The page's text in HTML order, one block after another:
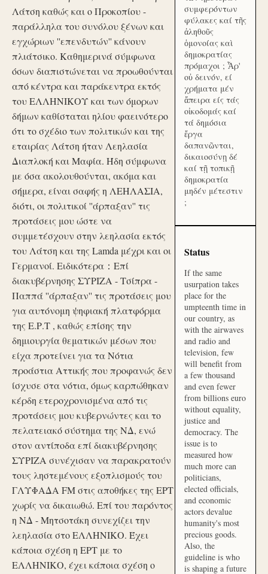
Λάτση καθώς και ο Προκοπίου -
παράλληλα του συνόλου ξένων και
εγχώριων ''επενδυτών'' κάνουν
πλιάτσικο. Καθημερινά σύμφωνα
όσων διαπιστώνεται να προωθούνται
από κέντρα και παράκεντρα εκτός
του ΕΛΛΗΝΙΚΟΥ και των όμορων
δήμων καθίσταται ηλίου φαεινότερο
ότι το σχέδιο των πολιτικών και της
εταιρίας Λάτση ήταν Λεηλασία
Διαπλοκή και Μαφία. Ήδη σύμφωνα
με όσα ακολουθούνται, ακόμα και
σήμερα, είναι σαφής η ΛΕΗΛΑΣΙΑ,
διότι, οι πολιτικοί ''άρπαξαν'' τις
προτάσεις μου ώστε να
συμμετέσχουν στην λεηλασία εκτός
του Λάτση και της Lamda μέχρι και οι
Γερμανοί. Ειδικότερα：Επί
διακυβέρνησης ΣΥΡΙΖΑ - Τσίπρα -
Παππά ''άρπαξαν'' τις προτάσεις μου
για αυτόνομη ψηφιακή πλατφόρμα
της Ε.Ρ.Τ , καθώς επίσης την
δημιουργία θεματικών μέσων που
είχα προτείνει για τα Νότια
προάστια Αττικής που προφανώς δεν
ίσχυσε στα νότια, όμως καρπώθηκαν
κέρδη ετεροχρονισμένα από τις
προτάσεις μου κυβερνώντες και το
πελατειακό σύστημα της ΝΔ, ενώ
στον αντίποδα επί διακυβέρνησης
ΣΥΡΙΖΑ συνέχισαν να παρακρατούν
τους ληστεμένους εξοπλισμούς του
ΓΛΥΦΑΔΑ FM στις αποθήκες της ΕΡΤ
χωρίς να δικαιωθώ. Επί του παρόντος
η ΝΔ - Μητσοτάκη συνεχίζει την
λεηλασία στο ΕΛΛΗΝΙΚΟ. Έχει
κάποια σχέση η ΕΡΤ με το
ΕΛΛΗΝΙΚΟ, έχει κάποια σχέση ο
συμφερόντων
φύλακες καί τῆς
ἀληθοῦς
ὁμονοίας καὶ
δημοκρατίας
πρόμαχοι ; Ἆρ'
οὐ δεινόν, εί
χρήματα μέν
ἄπειρα είς τάς
οἰκοδομάς καί
τά δημόσια
ἔργα
δαπανῶνται,
δικαιοσύνῃ δέ
καί τῇ τοπικῇ
δημοκρατία
μηδέν μέτεστιν
;
Status
If the same
usurpation takes
place for the
umpteenth time in
our country, as
with the airwaves
and radio and
television, few
will benefit from
a few thousand
and even fewer
from billions euro
without equality,
justice and
democracy. The
issue is to
measured how
much more can
politicians,
elected officials,
and economic
actors devalue
humanity's most
precious goods.
Also, the
guideline is who
is shaping a future